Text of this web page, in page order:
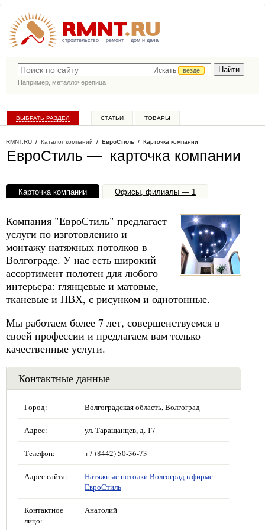
строительство ремонт дом и дача
Искать
везде
Например, металлочерепица
ВЫБРАТЬ РАЗДЕЛ СТАТЬИ ТОВАРЫ
RMNT.RU / Каталог компаний / ЕвроСтиль / Карточка компании
ЕвроСтиль — карточка компании
Карточка компании Офисы, филиалы — 1
Компания "ЕвроСтиль" предлагает
услуги по изготовлению и
монтажу натяжных потолков в
Волгограде. У нас есть широкий
ассортимент полотен для любого
интерьера: глянцевые и матовые,
тканевые и ПВХ, с рисунком и однотонные.
Мы работаем более 7 лет, совершенствуемся в
своей профессии и предлагаем вам только
качественные услуги.
Контактные данные
Город: Волгоградская область, Волгоград
Адрес: ул. Таращанцев, д. 17
Телефон: +7 (8442) 50-36-73
Адрес сайта:
Натяжные потолки Волгоград в фирме
ЕвроСтиль
Контактное
лицо:
Анатолий